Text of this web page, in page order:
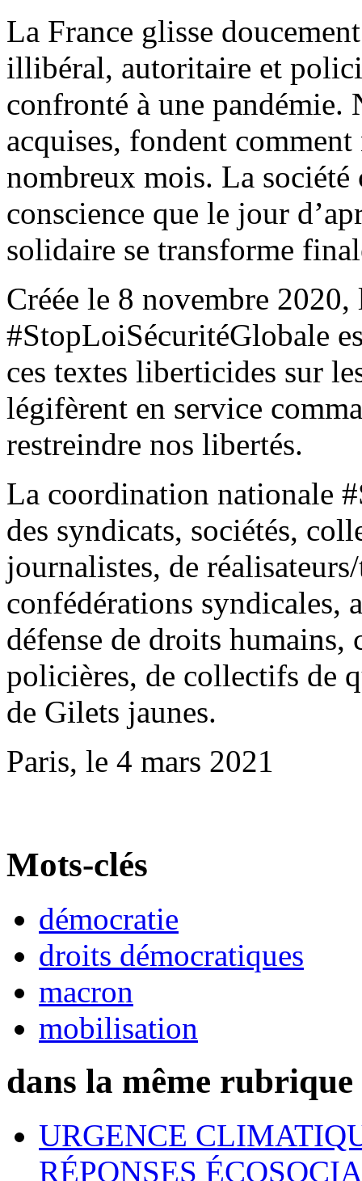
La France glisse
illibéral, autoritaire et
confronté à une pandémie.
acquises, fondent
nombreux mois. La
conscience que le jour
solidaire se transforme
Créée le 8 novembre
#StopLoiSécuritéGlobale
ces textes liberticides sur
légifèrent en service
restreindre nos libertés.
La coordination nationale
des syndicats, sociétés,
journalistes, de
confédérations syndicales,
défense de droits
policières, de collectifs de
de Gilets jaunes.
Paris, le 4 mars 2021
Mots-clés
démocratie
droits démocratiques
macron
mobilisation
dans la même rubrique
URGENCE
RÉPONSES